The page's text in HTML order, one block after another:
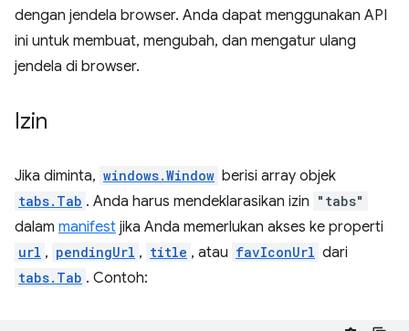
dengan jendela browser. Anda dapat menggunakan API
ini untuk membuat, mengubah, dan mengatur ulang
jendela di browser.
Izin
Jika diminta, windows.Window berisi array objek
tabs.Tab . Anda harus mendeklarasikan izin "tabs"
dalam manifest jika Anda memerlukan akses ke properti
url , pendingUrl , title , atau favIconUrl dari
tabs.Tab . Contoh: